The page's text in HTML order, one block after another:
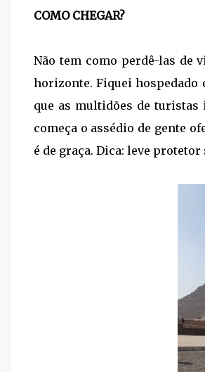
COMO CHEGAR?
Não tem como perdê-las de
horizonte. Fiquei hospedado
que as multidões de turistas
começa o assédio de gente
é de graça. Dica: leve protetor